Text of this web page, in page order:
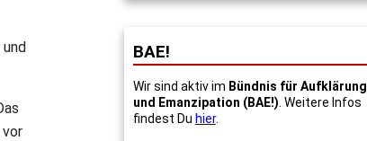
BAE!
Wir sind aktiv im Bündnis für Aufklärung
und Emanzipation (BAE!) . Weitere Infos
findest Du hier.